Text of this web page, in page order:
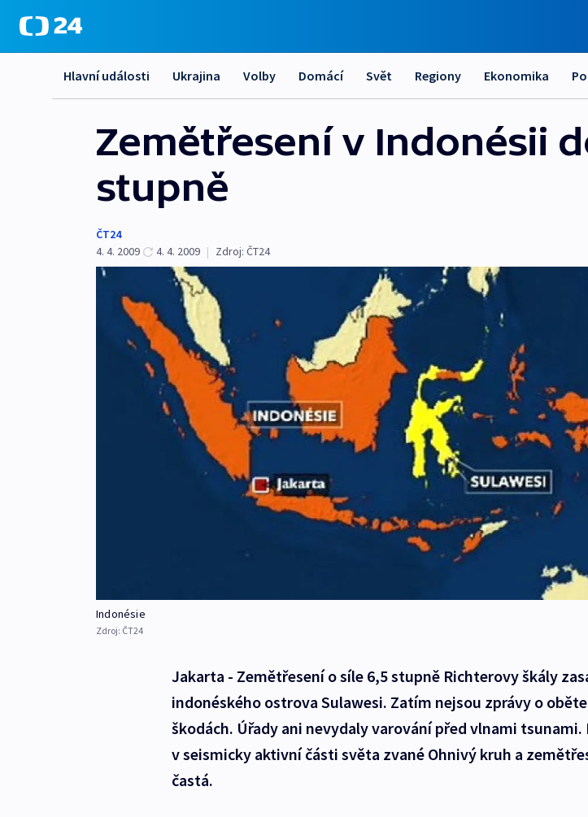
Hlavní události Ukrajina Volby Domácí Svět Regiony Ekonomika
Zemětřesení v Indonésii
stupně
ČT24
4. 4. 2009
4. 4. 2009 | Zdroj: ČT24
Indonésie
Zdroj: ČT24
Jakarta - Zemětřesení o síle 6,5 stupně Richterovy škály
indonéského ostrova Sulawesi. Zatím nejsou zprávy o
škodách. Úřady ani nevydaly varování před vlnami tsunami.
v seismicky aktivní části světa zvané Ohnivý kruh a
častá.